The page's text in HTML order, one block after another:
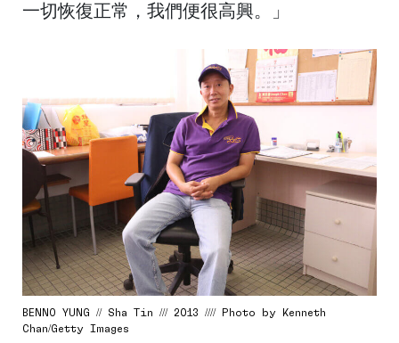
一切恢復正常，我們便很高興。」
BENNO YUNG // Sha Tin /// 2013 //// Photo by Kenneth
Chan/Getty Images